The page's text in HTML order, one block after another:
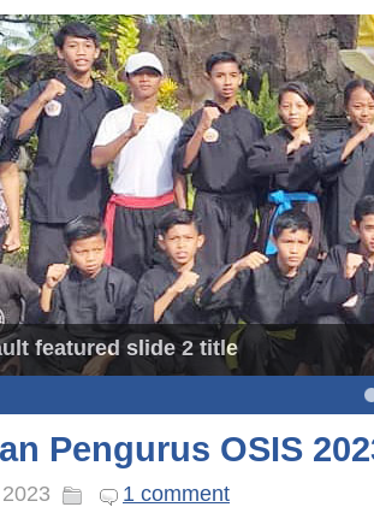
featured slide 2 title
Pengurus OSIS
1 comment